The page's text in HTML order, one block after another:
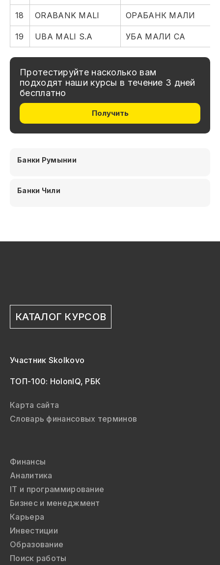
18 ORABANK MALI ОРАБАНК МАЛИ
19 UBA MALI S.A УБА МАЛИ СА
Протестируйте насколько вам
подходят наши курсы в течение 3 дней
бесплатно
Получить
Банки Румынии
Банки Чили
КАТАЛОГ КУРСОВ
Участник Skolkovo
ТОП-100: HolonIQ, РБК
Карта сайта
Словарь финансовых терминов
Финансы
Аналитика
IT и программирование
Бизнес и менеджмент
Карьера
Инвестиции
Образование
Поиск работы